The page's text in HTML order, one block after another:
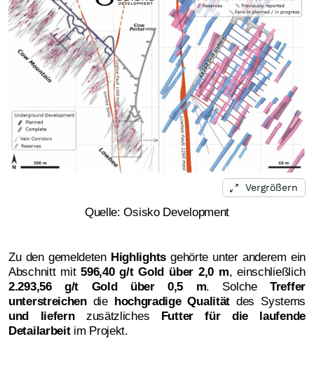
Vergrößern
Quelle: Osisko Development
Zu den gemeldeten Highlightsgehörte unter anderem ein
Abschnitt mit596,40 g/t Gold über 2,0 m, einschließlich
2.293,56 g/t Gold über 0,5 m. SolcheTreffer
unterstreichendie hochgradige Qualität des Systems
und liefernzusätzliches Futter für die laufende
Detailarbeitim Projekt.